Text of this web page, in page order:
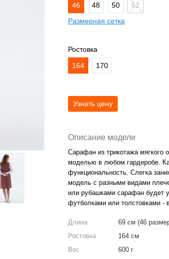
46
48 50
52
Размерная сетка
Ростовка
164
170
Описание модели
Сарафан из трикотажа мягкого
моделью в любом гардеробе.
функциональность. Слегка
модель с разными видами
или рубашками сарафан будет
футболками или толстовками -
Длина
69 см (46
Ростовка
164 см
Вес
600 г